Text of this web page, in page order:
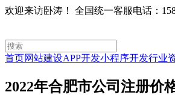
欢迎来访卧涛！ 全国统一客服电话：
首页网站建设APP开发小程序开发行业
2022年合肥市公司注册价